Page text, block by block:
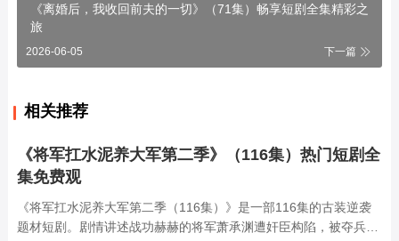
《离婚后，我收回前夫的一切》（71集）畅享短剧全集精彩之
旅
2026-06-05 下一篇
相关推荐
《将军扛水泥养大军第二季》（116集）热门短剧全
集免费观
《将军扛水泥养大军第二季（116集）》是一部116集的古装逆袭
题材短剧。剧情讲述战功赫赫的将军萧承渊遭奸臣构陷，被夺兵权